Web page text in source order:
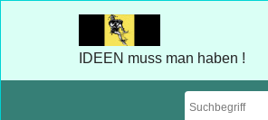
IDEEN muss man haben !